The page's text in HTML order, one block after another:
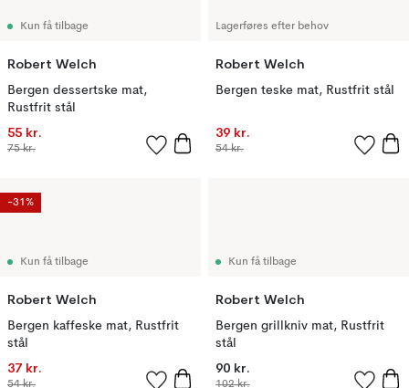
Kun få tilbage
Robert Welch
Bergen dessertske mat,
Rustfrit stål
55 kr.
75 kr.
Lagerføres efter behov
Robert Welch
Bergen teske mat, Rustfrit stål
39 kr.
54 kr.
Kun få tilbage
Robert Welch
Bergen kaffeske mat, Rustfrit
stål
37 kr.
54 kr.
-31%
Kun få tilbage
Robert Welch
Bergen grillkniv mat, Rustfrit
stål
90 kr.
102 kr.